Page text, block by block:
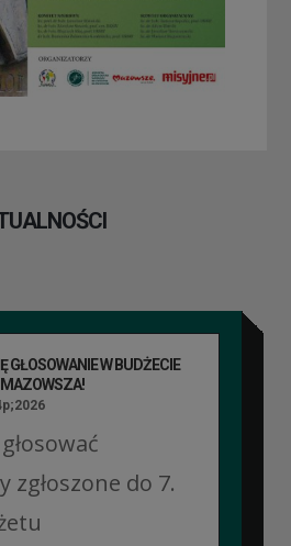
GŁOSOWANIE W BUDŻECIE
zgłoszone do 7.